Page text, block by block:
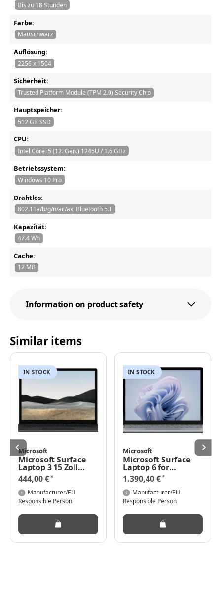
Bis zu 18 Stunden
Farbe:
Mattschwarz
Auflösung:
2256 x 1504
Sicherheit:
Trusted Platform Module (TPM 2.0) Security Chip
Hauptspeicher:
512 GB SSD
CPU:
Intel Core i5 (12. Gen.) 1245U / 1.6 GHz
Betriebssystem:
Windows 10 Pro
Drahtlos:
802.11a/b/g/n/ac/ax, Bluetooth 5.1
Kapazität:
47.4 Wh
Cache:
12 MB
Information on product safety
Similar items
IN STOCK
Microsoft
Microsoft Surface
Laptop 3 15 Zoll
R5/8/128 SC
Switz/Lux Hdwr
Platin
444,00 €*
Manufacturer/EU
Responsible Person
IN STOCK
Microsoft
Microsoft Surface
Laptop 6 for
Business - Intel Core
Ultra 5 135H - Win 11
Pro - Intel Arc
Graphics - 16 GB
RAM - 256 GB SSD -
34.3 cm (13.5")
1.390,40 €*
Manufacturer/EU
Responsible Person